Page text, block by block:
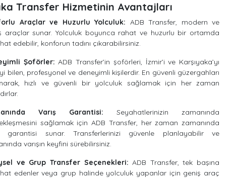
Transfer Hizmetinin Avantajları
Araçlar ve Huzurlu Yolculuk: ADB Transfer, modern ve
araçlar sunar. Yolculuk boyunca rahat ve huzurlu bir ortamda
edebilir, konforun tadını çıkarabilirsiniz.
Şoförler: ADB Transfer’in şoförleri, İzmir’i ve Karşıyaka’yı
bilen, profesyonel ve deneyimli kişilerdir. En güvenli güzergahları
hızlı ve güvenli bir yolculuk sağlamak için her zaman
Varış Garantisi: Seyahatlerinizin zamanında
sağlamak için ADB Transfer, her zaman zamanında
garantisi sunar. Transferlerinizi güvenle planlayabilir ve
varışın keyfini sürebilirsiniz.
ve Grup Transfer Seçenekleri: ADB Transfer, tek başına
edenler veya grup halinde yolculuk yapanlar için geniş araç